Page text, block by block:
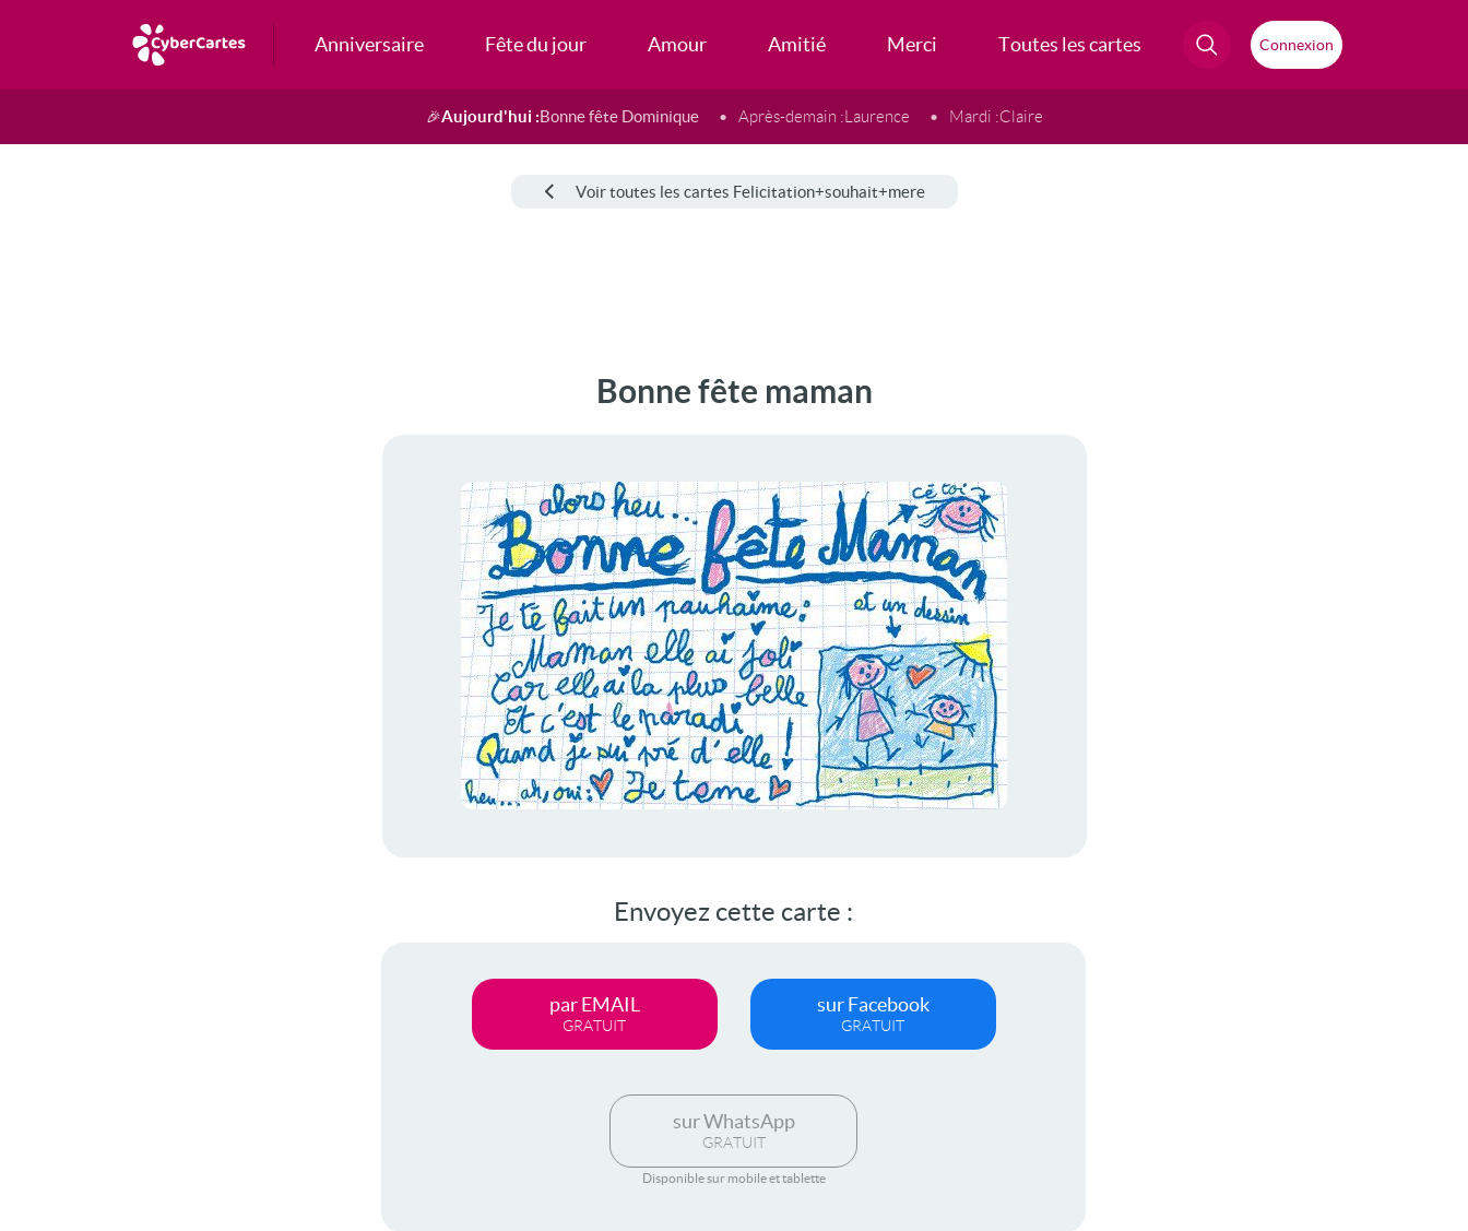
Anniversaire Fête du jour Amour Amitié Merci Toutes les cartes Connexion
🎉Aujourd'hui :Bonne fête Dominique Après-demain :Laurence Mardi :Claire
Voir toutes les cartes Felicitation+souhait+mere
Bonne fête maman
Envoyez cette carte :
par EMAIL
GRATUIT
sur Facebook
GRATUIT
sur WhatsApp
GRATUIT
Disponible sur mobile et tablette